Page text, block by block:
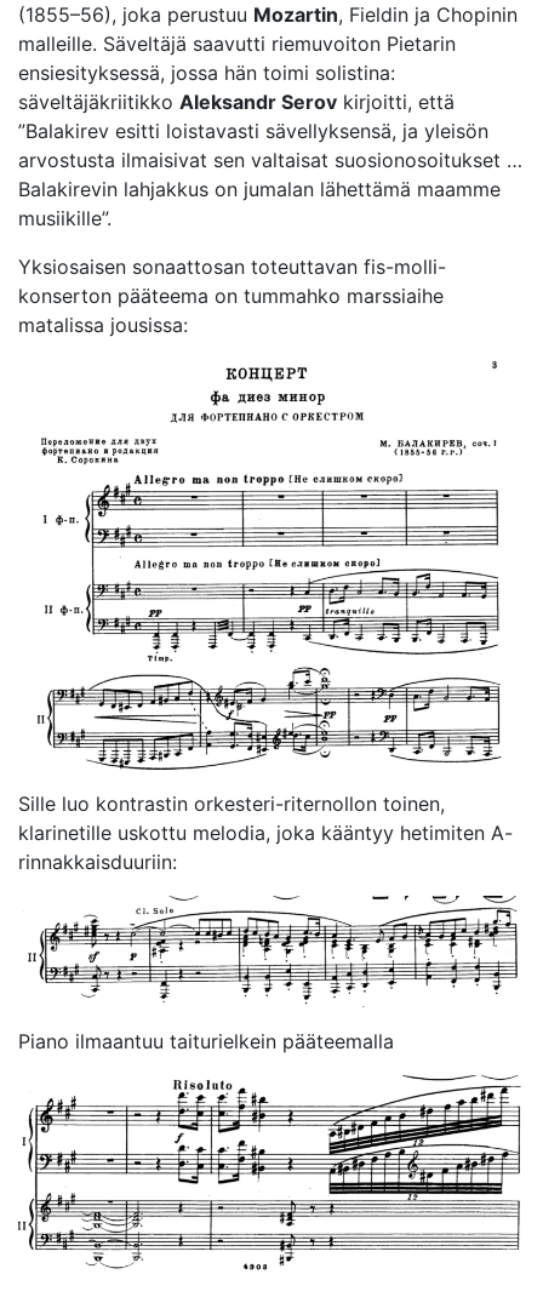
(1855–56), joka perustuu Mozartin, Fieldin ja Chopinin
malleille. Säveltäjä saavutti riemuvoiton Pietarin
ensiesityksessä, jossa hän toimi solistina:
säveltäjäkriitikko Aleksandr Serov kirjoitti, että
”Balakirev esitti loistavasti sävellyksensä, ja yleisön
arvostusta ilmaisivat sen valtaisat suosionosoitukset …
Balakirevin lahjakkus on jumalan lähettämä maamme
musiikille”.
Yksiosaisen sonaattosan toteuttavan fis-molli-
konserton pääteema on tummahko marssiaihe
matalissa jousissa:
Sille luo kontrastin orkesteri-riternollon toinen,
klarinetille uskottu melodia, joka kääntyy hetimiten A-
rinnakkaisduuriin:
Piano ilmaantuu taiturielkein pääteemalla